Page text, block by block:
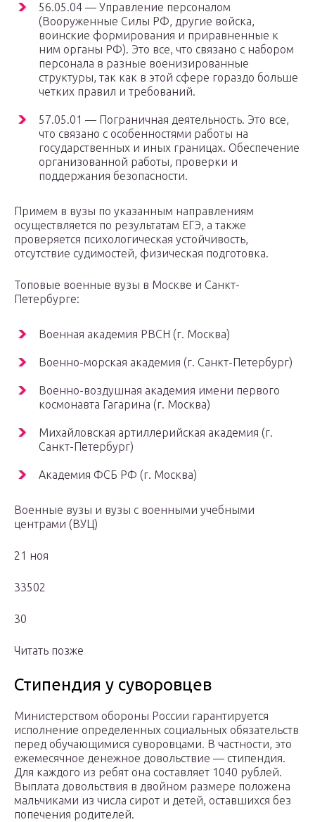
56.05.04 — Управление персоналом
(Вооруженные Силы РФ, другие войска,
воинские формирования и приравненные к
ним органы РФ). Это все, что связано с набором
персонала в разные военизированные
структуры, так как в этой сфере гораздо больше
четких правил и требований.
57.05.01 — Пограничная деятельность. Это все,
что связано с особенностями работы на
государственных и иных границах. Обеспечение
организованной работы, проверки и
поддержания безопасности.
Примем в вузы по указанным направлениям
осуществляется по результатам ЕГЭ, а также
проверяется психологическая устойчивость,
отсутствие судимостей, физическая подготовка.
Топовые военные вузы в Москве и Санкт-
Петербурге:
Военная академия РВСН (г. Москва)
Военно-морская академия (г. Санкт-Петербург)
Военно-воздушная академия имени первого
космонавта Гагарина (г. Москва)
Михайловская артиллерийская академия (г.
Санкт-Петербург)
Академия ФСБ РФ (г. Москва)
Военные вузы и вузы с военными учебными
центрами (ВУЦ)
21 ноя
33502
30
Читать позже
Стипендия у суворовцев
Министерством обороны России гарантируется
исполнение определенных социальных обязательств
перед обучающимися суворовцами. В частности, это
ежемесячное денежное довольствие — стипендия.
Для каждого из ребят она составляет 1040 рублей.
Выплата довольствия в двойном размере положена
мальчиками из числа сирот и детей, оставшихся без
попечения родителей.